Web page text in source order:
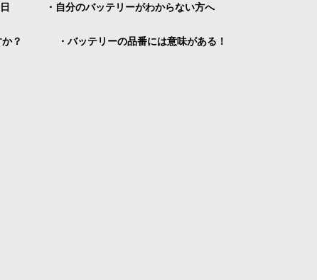
・自分のバッテリーがわからない方へ
？ ・バッテリーの品番には意味がある！